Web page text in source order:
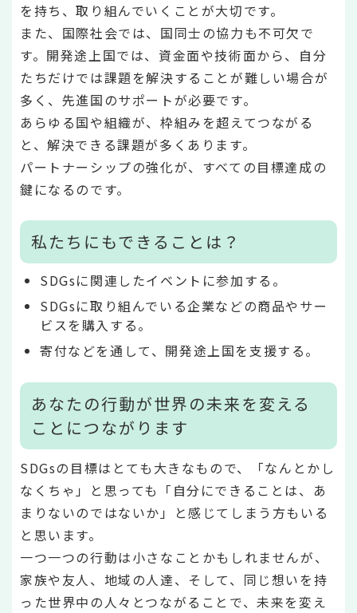
を持ち、取り組んでいくことが大切です。
また、国際社会では、国同士の協力も不可欠で
す。開発途上国では、資金面や技術面から、自分
たちだけでは課題を解決することが難しい場合が
多く、先進国のサポートが必要です。
あらゆる国や組織が、枠組みを超えてつながる
と、解決できる課題が多くあります。
パートナーシップの強化が、すべての目標達成の
鍵になるのです。
私たちにもできることは？
SDGsに関連したイベントに参加する。
SDGsに取り組んでいる企業などの商品やサー
ビスを購入する。
寄付などを通して、開発途上国を支援する。
あなたの行動が世界の未来を変える
ことにつながります
SDGsの目標はとても大きなもので、「なんとかし
なくちゃ」と思っても「自分にできることは、あ
まりないのではないか」と感じてしまう方もいる
と思います。
一つ一つの行動は小さなことかもしれませんが、
家族や友人、地域の人達、そして、同じ想いを持
った世界中の人々とつながることで、未来を変え